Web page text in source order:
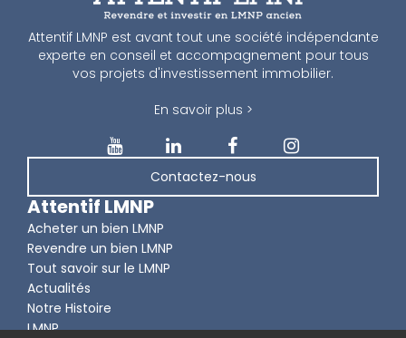
Attentif LMNP est avant tout une société indépendante
experte en conseil et accompagnement pour tous
vos projets d'investissement immobilier.
En savoir plus >
Contactez-nous
Attentif LMNP
Acheter un bien LMNP
Revendre un bien LMNP
Tout savoir sur le LMNP
Actualités
Notre Histoire
LMNP